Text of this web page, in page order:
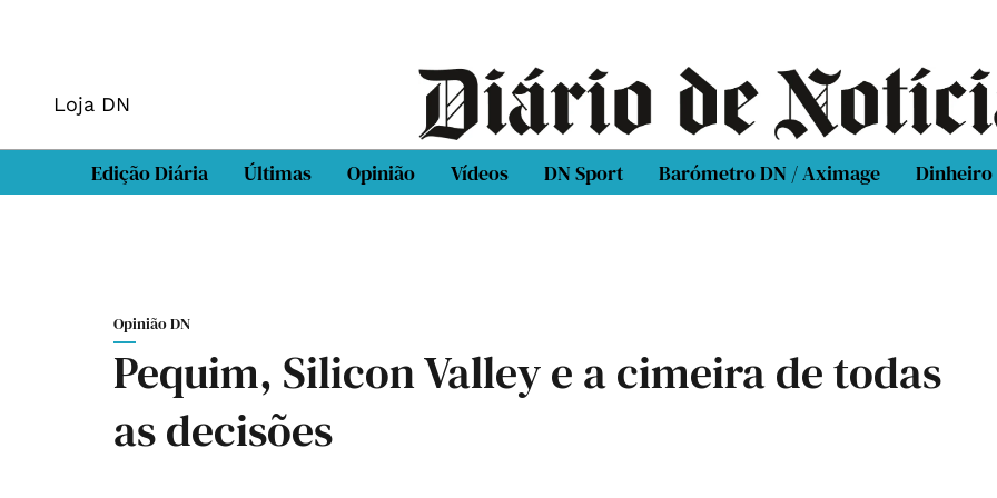
Loja DN
Edição Diária Últimas Opinião Vídeos DN Sport Barómetro DN / Aximage Dinheiro
Opinião DN
Pequim, Silicon Valley e a cimeira de todas
as decisões